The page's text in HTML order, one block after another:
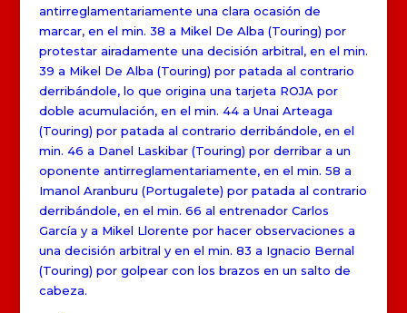
antirreglamentariamente una clara ocasión de
marcar, en el min. 38 a Mikel De Alba (Touring) por
protestar airadamente una decisión arbitral, en el min.
39 a Mikel De Alba (Touring) por patada al contrario
derribándole, lo que origina una tarjeta ROJA por
doble acumulación, en el min. 44 a Unai Arteaga
(Touring) por patada al contrario derribándole, en el
min. 46 a Danel Laskibar (Touring) por derribar a un
oponente antirreglamentariamente, en el min. 58 a
Imanol Aranburu (Portugalete) por patada al contrario
derribándole, en el min. 66 al entrenador Carlos
García y a Mikel Llorente por hacer observaciones a
una decisión arbitral y en el min. 83 a Ignacio Bernal
(Touring) por golpear con los brazos en un salto de
cabeza.